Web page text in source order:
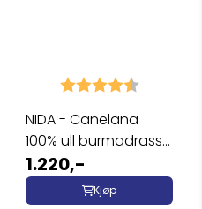
Karakter: 4.8 av 5
NIDA - Canelana
100% ull burmadrass
hund
1.220,-
Kjøp